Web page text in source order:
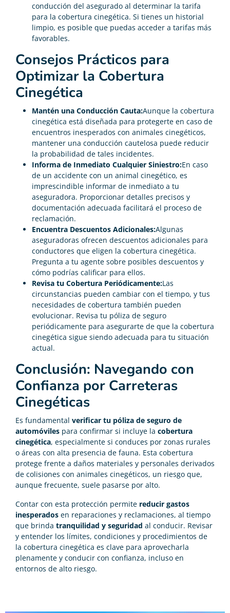
conducción del asegurado al determinar la tarifa
para la cobertura cinegética. Si tienes un historial
limpio, es posible que puedas acceder a tarifas más
favorables.
Consejos Prácticos para
Optimizar la Cobertura
Cinegética
Mantén una Conducción Cauta:Aunque la cobertura
cinegética está diseñada para protegerte en caso de
encuentros inesperados con animales cinegéticos,
mantener una conducción cautelosa puede reducir
la probabilidad de tales incidentes.
Informa de Inmediato Cualquier Siniestro:En caso
de un accidente con un animal cinegético, es
imprescindible informar de inmediato a tu
aseguradora. Proporcionar detalles precisos y
documentación adecuada facilitará el proceso de
reclamación.
Encuentra Descuentos Adicionales:Algunas
aseguradoras ofrecen descuentos adicionales para
conductores que eligen la cobertura cinegética.
Pregunta a tu agente sobre posibles descuentos y
cómo podrías calificar para ellos.
Revisa tu Cobertura Periódicamente:Las
circunstancias pueden cambiar con el tiempo, y tus
necesidades de cobertura también pueden
evolucionar. Revisa tu póliza de seguro
periódicamente para asegurarte de que la cobertura
cinegética sigue siendo adecuada para tu situación
actual.
Conclusión: Navegando con
Confianza por Carreteras
Cinegéticas
Es fundamental verificar tu póliza de seguro de
automóviles para confirmar si incluye la cobertura
cinegética, especialmente si conduces por zonas rurales
o áreas con alta presencia de fauna. Esta cobertura
protege frente a daños materiales y personales derivados
de colisiones con animales cinegéticos, un riesgo que,
aunque frecuente, suele pasarse por alto.
Contar con esta protección permite reducir gastos
inesperados en reparaciones y reclamaciones, al tiempo
que brinda tranquilidad y seguridad al conducir. Revisar
y entender los límites, condiciones y procedimientos de
la cobertura cinegética es clave para aprovecharla
plenamente y conducir con confianza, incluso en
entornos de alto riesgo.